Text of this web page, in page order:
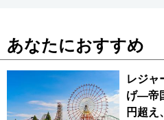
あなたにおすすめ
レジャ
げ―帝
円超え